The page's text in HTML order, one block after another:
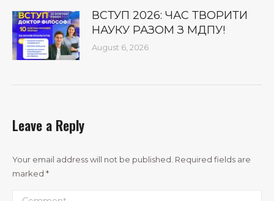
ВСТУП 2026: ЧАС ТВОРИТИ
НАУКУ РАЗОМ З МДПУ!
August 6, 2026
Leave a Reply
Your email address will not be published. Required fields are
marked *
Comment